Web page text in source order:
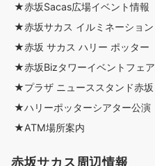
★赤坂Sacas広場イベント情報
★赤坂サカス イルミネーション
★赤坂 サカス ハリー ポッター
★赤坂Bizタワーイベントフェア
★プラザ ニューススタンド赤坂
★ハリーポッターシアター公演
★ATM場所案内
赤坂サカス周辺情報